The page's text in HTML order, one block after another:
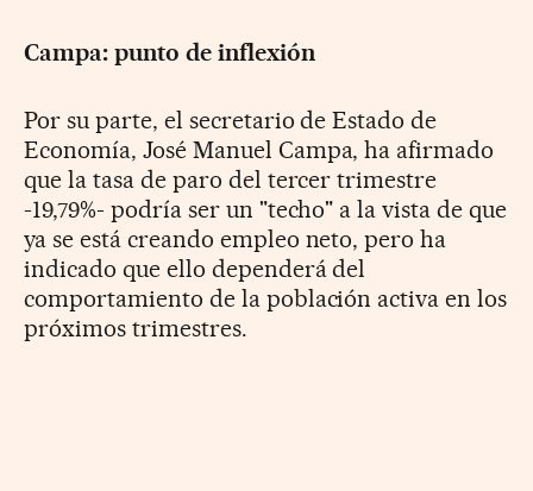
Campa: punto de inflexión
Por su parte, el secretario de Estado de
Economía, José Manuel Campa, ha afirmado
que la tasa de paro del tercer trimestre
-19,79%- podría ser un "techo" a la vista de que
ya se está creando empleo neto, pero ha
indicado que ello dependerá del
comportamiento de la población activa en los
próximos trimestres.